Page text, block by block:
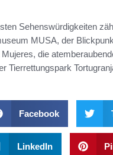
Sehenswürdigkeiten
MUSA, der
die
Tierrettungspark
Facebook
LinkedIn